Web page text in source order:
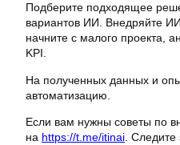
Подберите подходящее
вариантов ИИ. Внедряйте
начните с малого проекта,
KPI.
На полученных данных и
автоматизацию.
Если вам нужны советы по
на https://t.me/itinai .